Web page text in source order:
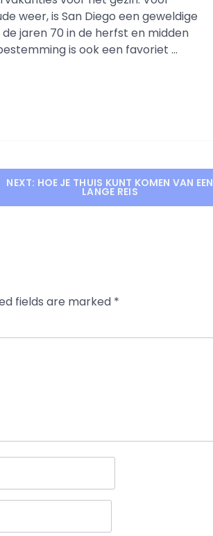
weer, is San Diego een geweldige
jaren 70 in de herfst en midden
is ook een favoriet …
NEXT: HOE JE THUIS KUNT KOMEN VAN EEN
LANGE REIS
fields are marked *